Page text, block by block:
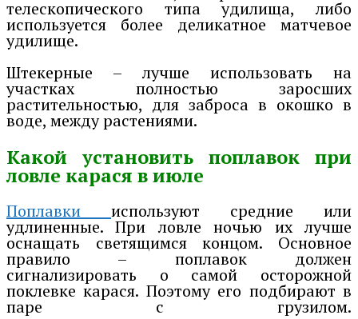
телескопического типа удилища, либо
используется более деликатное матчевое
удилище.
Штекерные – лучше использовать на
участках полностью заросших
растительностью, для заброса в окошко в
воде, между растениями.
Какой установить поплавок при
ловле карася в июле
Поплавки используют средние или
удлиненные. При ловле ночью их лучше
оснащать светящимся концом. Основное
правило – поплавок должен
сигнализировать о самой осторожной
поклевке карася. Поэтому его подбирают в
паре с грузилом.